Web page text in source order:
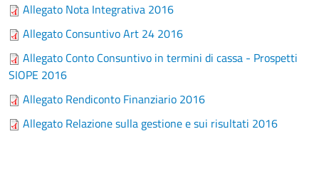
Allegato Nota Integrativa 2016
Allegato Consuntivo Art 24 2016
Allegato Conto Consuntivo in termini di cassa - Prospetti
SIOPE 2016
Allegato Rendiconto Finanziario 2016
Allegato Relazione sulla gestione e sui risultati 2016